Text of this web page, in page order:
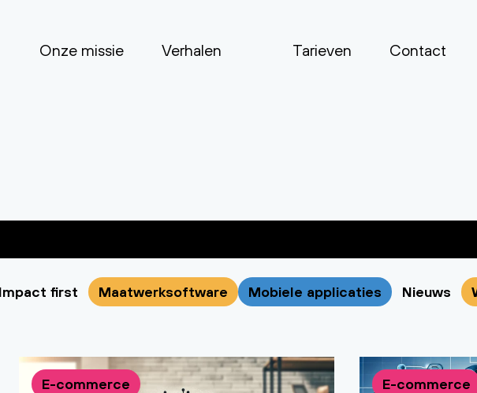
Onze missie Verhalen Tarieven Contact
first Maatwerksoftware Mobiele applicaties Nieuws
E-commerce E-commerce